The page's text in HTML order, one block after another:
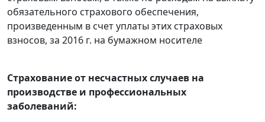
обязательного страхового обеспечения,
произведенным в счет уплаты этих страховых
взносов, за 2016 г. на бумажном носителе
Страхование от несчастных случаев на
производстве и профессиональных
заболеваний: